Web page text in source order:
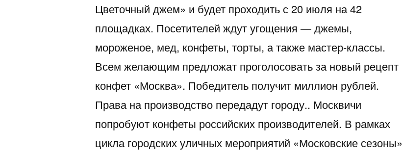
Цветочный джем» и будет проходить с 20 июля на 42
площадках. Посетителей ждут угощения — джемы,
мороженое, мед, конфеты, торты, а также мастер-классы.
Всем желающим предложат проголосовать за новый рецепт
конфет «Москва». Победитель получит миллион рублей.
Права на производство передадут городу.. Москвичи
попробуют конфеты российских производителей. В рамках
цикла городских уличных мероприятий «Московские сезоны»